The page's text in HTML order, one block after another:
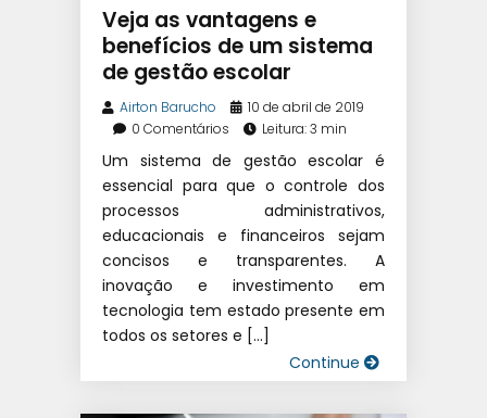
SISTEMA DE GESTÃO ESCOLAR
Veja as vantagens e
benefícios de um sistema
de gestão escolar
Airton Barucho
10 de abril de 2019
0 Comentários
Leitura: 3 min
Um sistema de gestão escolar é
essencial para que o controle dos
processos administrativos,
educacionais e financeiros sejam
concisos e transparentes. A
inovação e investimento em
tecnologia tem estado presente em
todos os setores e […]
Continue